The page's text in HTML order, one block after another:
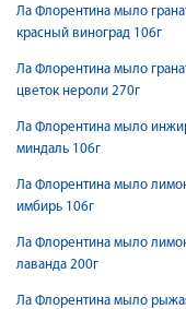
Ла Флорентина мыло
красный виноград 106г
Ла Флорентина мыло
цветок нероли 270г
Ла Флорентина мыло
миндаль 106г
Ла Флорентина мыло
имбирь 106г
Ла Флорентина мыло
лаванда 200г
Ла Флорентина мыло